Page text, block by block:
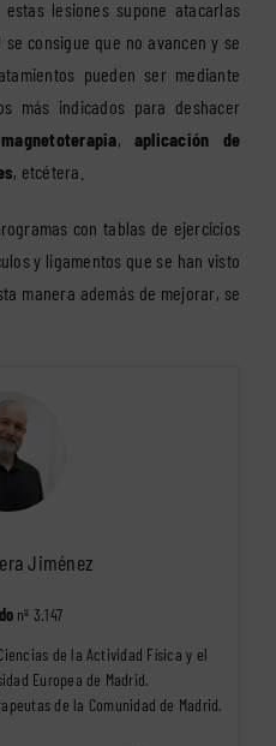
lesiones supone atacarlas
consigue que no avancen y se
pueden ser mediante
más indicados para deshacer
magnetoterapia, aplicación de
, etcétera.
con tablas de ejercicios
y ligamentos que se han visto
manera además de mejorar, se
Jiménez
nº 3.147
de la Actividad Física y el
Europea de Madrid.
de la Comunidad de Madrid.